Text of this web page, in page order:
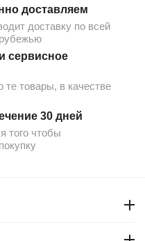
доставляем
доставку по всей
сервисное
товары, в качестве
30 дней
того чтобы